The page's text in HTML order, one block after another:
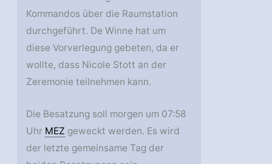
Kommandos über die Raumstation
durchgeführt. De Winne hat um
diese Vorverlegung gebeten, da er
wollte, dass Nicole Stott an der
Zeremonie teilnehmen kann.
Die Besatzung soll morgen um 07:58
Uhr MEZ geweckt werden. Es wird
der letzte gemeinsame Tag der